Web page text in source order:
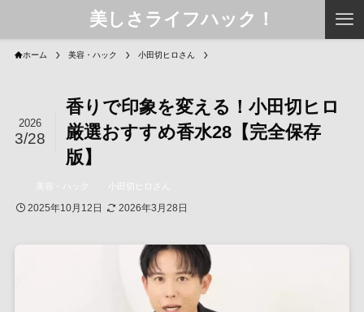
美しさライフハック！
ホーム 美容・ハック 小田切ヒロさん
香りで印象を変える！小田切ヒロ
厳選おすすめ香水28【完全保存
版】
2026
3/28
美容・ハック 小田切ヒロさん
2025年10月12日 2026年3月28日